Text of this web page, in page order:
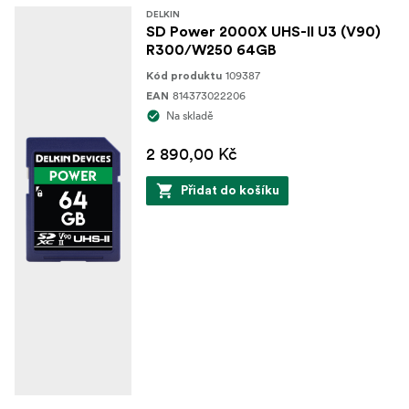
DELKIN
SD Power 2000X UHS-II U3 (V90)
R300/W250 64GB
Kód produktu 109387
EAN 814373022206
Na skladě
2 890,00 Kč
Přidat do košíku